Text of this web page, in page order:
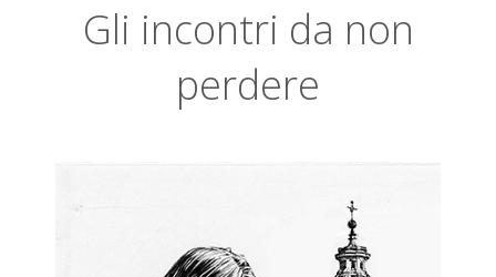
Gli incontri da non
perdere